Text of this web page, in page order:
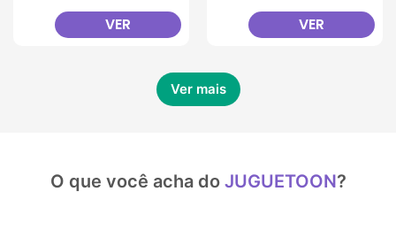
VER VER
Ver mais
O que você acha do JUGUETOON?